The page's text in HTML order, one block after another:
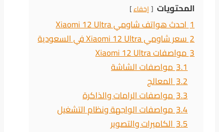
المحتويات إخفاء
1احدث هواتف شاومي Xiaomi 12 Ultra
2سعر شاومي Xiaomi 12 Ultra في السعودية
3مواصفات Xiaomi 12 Ultra
3.1مواصفات الشاشة
3.2المعالج
3.3مواصفات الرامات والذاكرة
3.4مواصفات الواجهة ونظام التشغيل
3.5الكاميرات والتصوير